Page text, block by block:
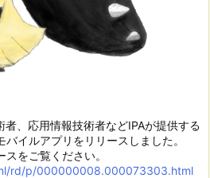
、応用情報技術者などIPAが提供する
イルアプリをリリースしました。
をご覧ください。
rd/p/000000008.000073303.html